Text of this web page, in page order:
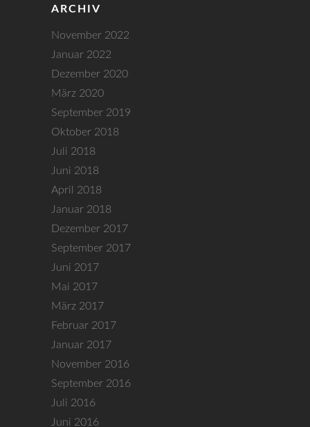
ARCHIV
November 2022
Januar 2022
Dezember 2020
März 2020
September 2019
Oktober 2018
Juli 2018
Juni 2018
April 2018
Januar 2018
Dezember 2017
September 2017
Juni 2017
Mai 2017
März 2017
Februar 2017
Januar 2017
November 2016
September 2016
Juli 2016
Juni 2016